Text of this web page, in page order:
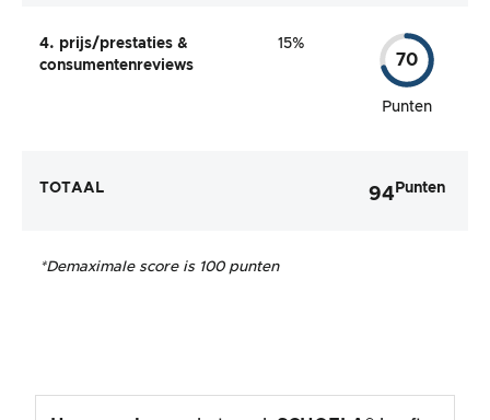
4. prijs/prestaties &
consumentenreviews
15%
70
Punten
TOTAAL 94 Punten
*Demaximale score is 100 punten